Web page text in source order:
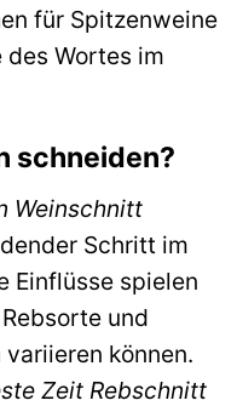
für Spitzenweine
Wortes im
schneiden?
Weinschnitt
Schritt im
Einflüsse spielen
und
können.
Zeit Rebschnitt